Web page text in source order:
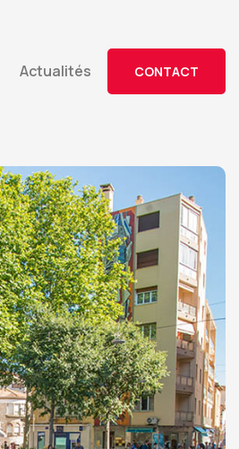
Actualités CONTACT